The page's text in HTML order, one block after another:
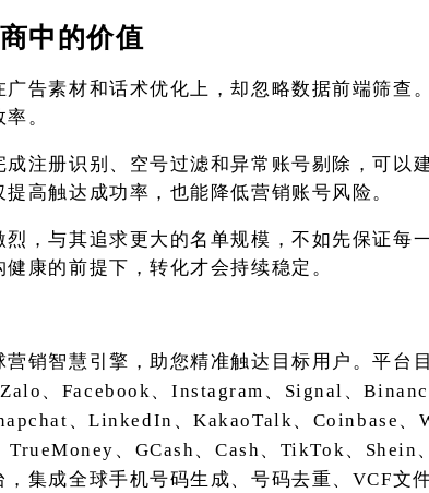
中的价值
告素材和话术优化上，却忽略数据前端筛查
。
注册识别、空号过滤和异常账号剔除，可以
高触达成功率，也能降低营销账号风险。
，与其追求更大的名单规模，不如先保证每
康的前提下，转化才会持续稳定。
销智慧引擎，助您精准触达目标用户。平台
、Facebook、Instagram、Signal、
、LinkedIn、KakaoTalk、Coinbase、
TrueMoney、GCash、Cash、TikTok、Shein
集成全球手机号码生成、号码去重、VCF文